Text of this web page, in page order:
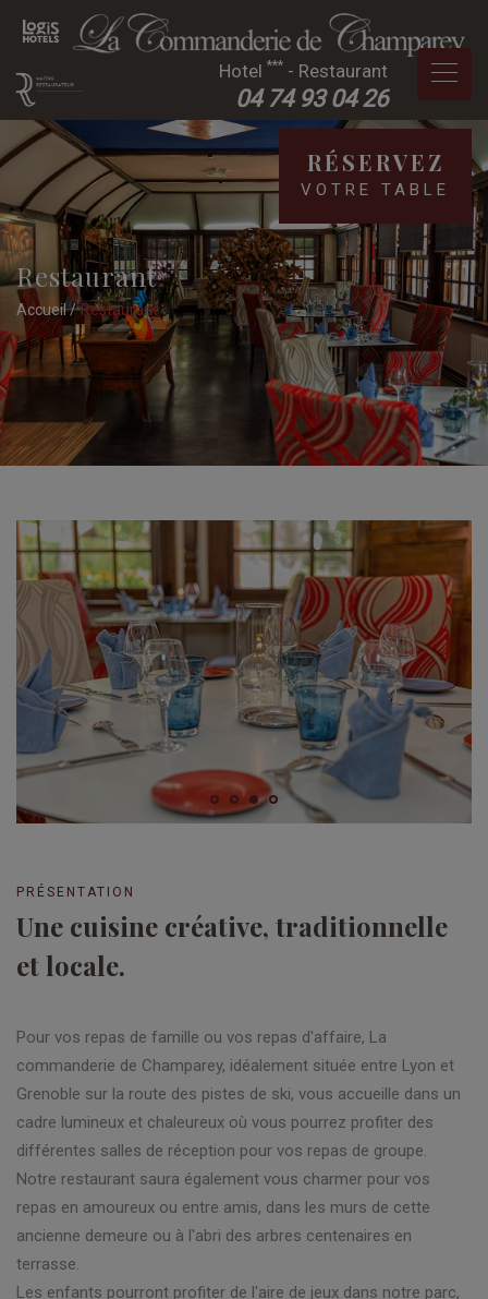
Hotel *** - Restaurant
04 74 93 04 26
RÉSERVEZ
VOTRE TABLE
Restaurant
Accueil Restaurant
PRÉSENTATION
Une cuisine créative, traditionnelle
et locale.
Pour vos repas de famille ou vos repas d'affaire, La
commanderie de Champarey, idéalement située entre Lyon et
Grenoble sur la route des pistes de ski, vous accueille dans un
cadre lumineux et chaleureux où vous pourrez profiter des
différentes salles de réception pour vos repas de groupe.
Notre restaurant saura également vous charmer pour vos
repas en amoureux ou entre amis, dans les murs de cette
ancienne demeure ou à l'abri des arbres centenaires en
terrasse.
Les enfants pourront profiter de l'aire de jeux dans notre parc,